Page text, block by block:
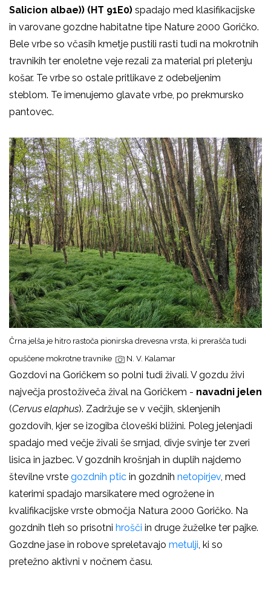
Salicion albae)) (HT 91E0) spadajo med klasifikacijske
in varovane gozdne habitatne tipe Nature 2000 Goričko.
Bele vrbe so včasih kmetje pustili rasti tudi na mokrotnih
travnikih ter enoletne veje rezali za material pri pletenju
košar. Te vrbe so ostale pritlikave z odebeljenim
steblom. Te imenujemo glavate vrbe, po prekmursko
pantovec.
Črna jelša je hitro rastoča pionirska drevesna vrsta, ki prerašča tudi
opuščene mokrotne travnike
N. V. Kalamar
Gozdovi na Goričkem so polni tudi živali. V gozdu živi
največja prostoživeča žival na Goričkem - navadni jelen
(Cervus elaphus). Zadržuje se v večjih, sklenjenih
gozdovih, kjer se izogiba človeški bližini. Poleg jelenjadi
spadajo med večje živali še srnjad, divje svinje ter zveri
lisica in jazbec. V gozdnih krošnjah in duplih najdemo
številne vrste gozdnih ptic in gozdnih netopirjev , med
katerimi spadajo marsikatere med ogrožene in
kvalifikacijske vrste območja Natura 2000 Goričko. Na
gozdnih tleh so prisotni hrošči in druge žuželke ter pajke.
Gozdne jase in robove spreletavajo metulji , ki so
pretežno aktivni v nočnem času.